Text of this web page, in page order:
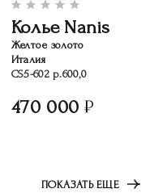
Колье Nanis
Желтое золото
Италия
CS5-602 р.600,0
470 000
ПОКАЗАТЬ ЕЩЕ